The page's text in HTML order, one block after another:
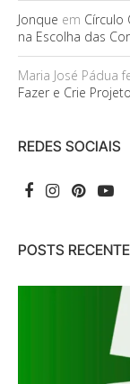
Jonque em Círculo
na Escolha das
Maria José Pádua
Fazer e Crie
REDES SOCIAIS
POSTS